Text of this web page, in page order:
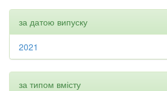
за датою випуску
2021
за типом вмісту